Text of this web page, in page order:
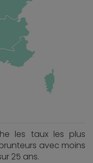
les taux les plus
avec moins
25 ans.